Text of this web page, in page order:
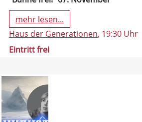
mehr lesen...
Haus der Generationen, 19:30 Uhr
Eintritt frei